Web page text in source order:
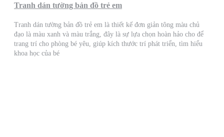
Tranh dán tường bản đồ trẻ em
Tranh dán tường bản đồ trẻ em là thiết kế đơn giản tông màu chủ
đạo là màu xanh và màu trắng, đây là sự lựa chọn hoàn hảo cho để
trang trí cho phòng bé yêu, giúp kích thước trí phát triển, tìm hiểu
khoa học của bé